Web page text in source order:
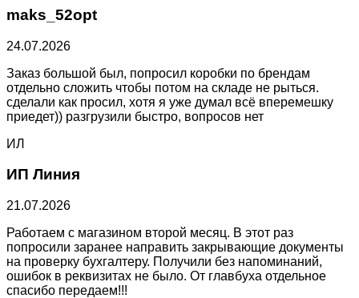
maks_52opt
24.07.2026
Заказ большой был, попросил коробки по брендам
отдельно сложить чтобы потом на складе не рыться.
сделали как просил, хотя я уже думал всё вперемешку
приедет)) разгрузили быстро, вопросов нет
ИЛ
ИП Линия
21.07.2026
Работаем с магазином второй месяц. В этот раз
попросили заранее направить закрывающие документы
на проверку бухгалтеру. Получили без напоминаний,
ошибок в реквизитах не было. От главбуха отдельное
спасибо передаем!!!